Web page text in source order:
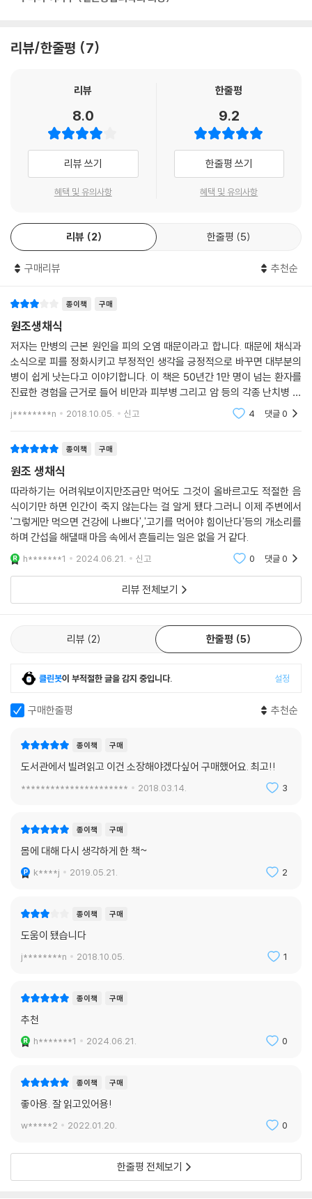
리뷰/한줄평 7
리뷰
8.0
리뷰 쓰기
혜택 및 유의사항
한줄평
9.2
한줄평 쓰기
혜택 및 유의사항
리뷰 2 한줄평 5
구매리뷰 추천순
종이책 구매
원조생채식
저자는 만병의 근본 원인을 피의 오염 때문이라고 합니다. 때문에 채식과
소식으로 피를 정화시키고 부정적인 생각을 긍정적으로 바꾸면 대부분의
병이 쉽게 낫는다고 이야기합니다. 이 책은 50년간 1만 명이 넘는 환자를
진료한 경험을 근거로 들어 비만과 피부병 그리고 암 등의 각종 난치병 완
치 사례담과 상세한 치료법을 보여줍니다. 또한 질병의 예방과 삶의 질 향
상을 위한 비결을
j********n 2018.10.05. 신고 4 댓글0
종이책 구매
원조 생채식
따라하기는 어려워보이지만조금만 먹어도 그것이 올바르고도 적절한 음
식이기만 하면 인간이 죽지 않는다는 걸 알게 됐다.그러니 이제 주변에서
'그렇게만 먹으면 건강에 나쁘다','고기를 먹어야 힘이난다'등의 개소리를
하며 간섭을 해댈때 마음 속에서 흔들리는 일은 없을 거 같다.
h*******1 2024.06.21. 신고 0 댓글0
리뷰 전체보기
리뷰 2 한줄평 5
클린봇이 부적절한 글을 감지 중입니다. 설정
구매한줄평 추천순
종이책 구매
도서관에서 빌려읽고 이건 소장해야겠다싶어 구매했어요. 최고!!
********************** 2018.03.14. 3
종이책 구매
몸에 대해 다시 생각하게 한 책~
k****j 2019.05.21. 2
종이책 구매
도움이 됐습니다
j********n 2018.10.05. 1
종이책 구매
추천
h*******1 2024.06.21. 0
종이책 구매
좋아용. 잘 읽고있어용!
w*****2 2022.01.20. 0
한줄평 전체보기